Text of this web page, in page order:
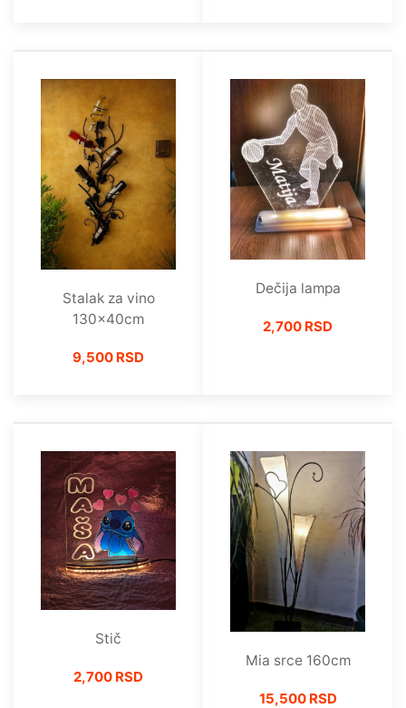
Stalak za vino
130x40cm
9,500 RSD
Dečija lampa
2,700 RSD
Stič
2,700 RSD
Mia srce 160cm
15,500 RSD